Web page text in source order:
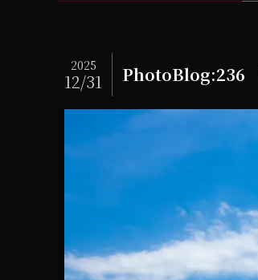
PhotoBlog:236
2025
12/31